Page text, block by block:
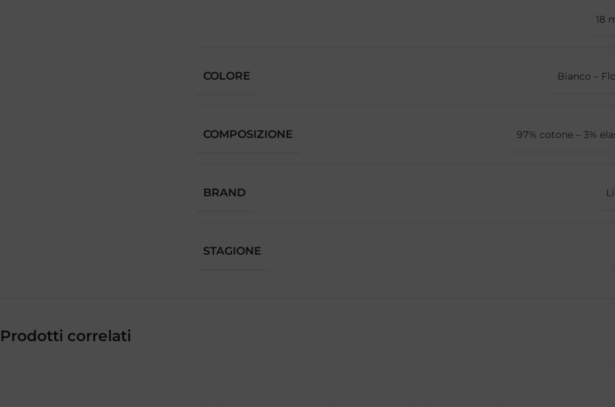
18
COLORE Bianco –
COMPOSIZIONE 97% cotone – 3%
BRAND
STAGIONE
Prodotti correlati